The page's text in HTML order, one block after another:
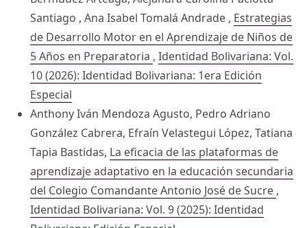
Santiago , Ana Isabel Tomalá Andrade , Estrategias
de Desarrollo Motor en el Aprendizaje de Niños de
5 Años en Preparatoria , Identidad Bolivariana: Vol.
10 (2026): Identidad Bolivariana: 1era Edición
Especial
Anthony Iván Mendoza Agusto, Pedro Adriano
González Cabrera, Efraín Velastegui López, Tatiana
Tapia Bastidas, La eficacia de las plataformas de
aprendizaje adaptativo en la educación secundaria
del Colegio Comandante Antonio José de Sucre ,
Identidad Bolivariana: Vol. 9 (2025): Identidad